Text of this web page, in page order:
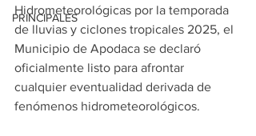
PRINCIPALES
Hidrometeorológicas por la temporada
de lluvias y ciclones tropicales 2025, el
Municipio de Apodaca se declaró
oficialmente listo para afrontar
cualquier eventualidad derivada de
fenómenos hidrometeorológicos.